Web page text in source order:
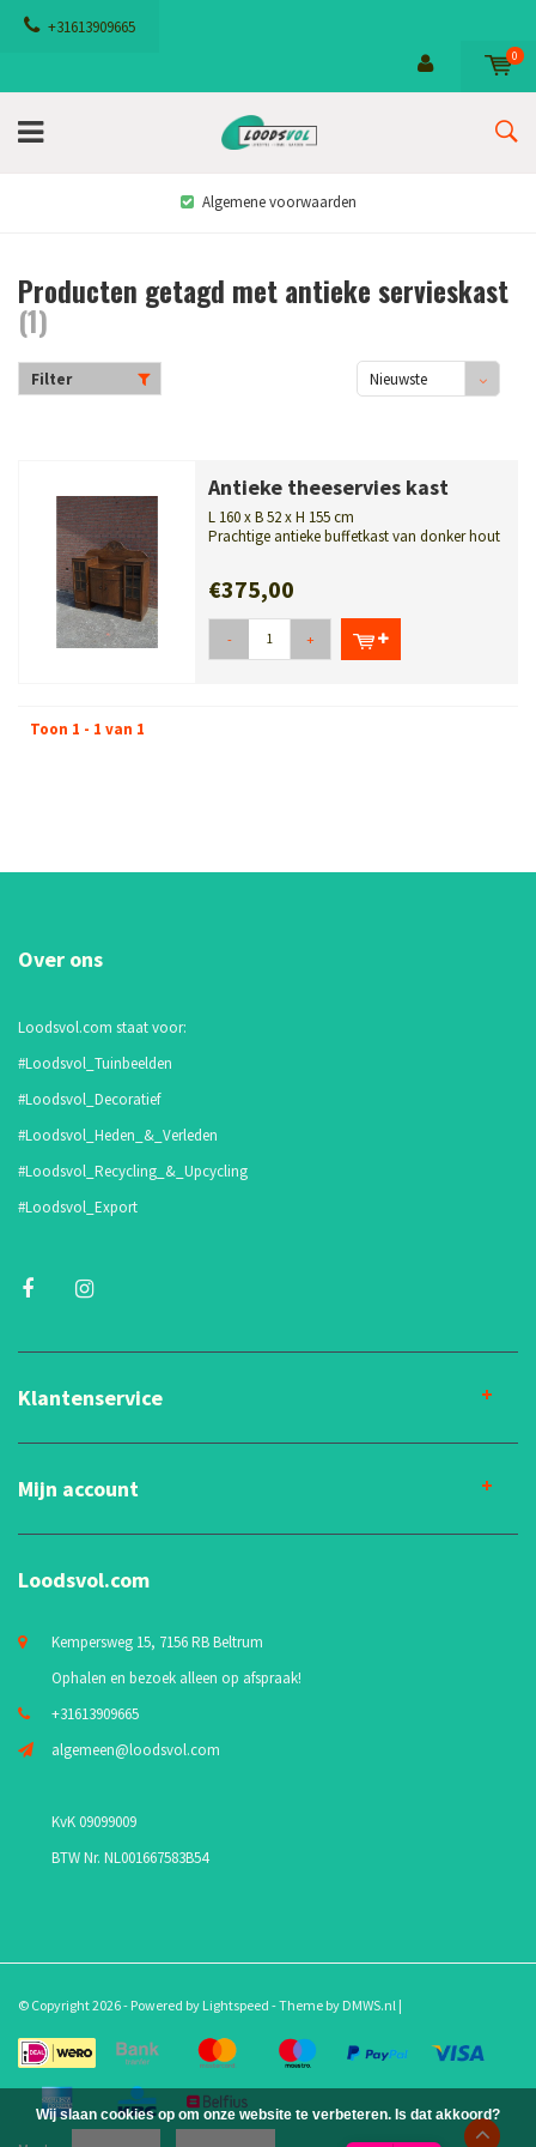
+31613909665
0
Algemene voorwaarden
Producten getagd met antieke servieskast
(1)
Filter
Nieuwste
Antieke theeservies kast
L 160 x B 52 x H 155 cm
Prachtige antieke buffetkast van donker hout
€375,00
- +
Toon 1 - 1 van 1
Over ons
Loodsvol.com staat voor:
#Loodsvol_Tuinbeelden
#Loodsvol_Decoratief
#Loodsvol_Heden_&_Verleden
#Loodsvol_Recycling_&_Upcycling
#Loodsvol_Export
Klantenservice
Mijn account
Loodsvol.com
Kempersweg 15, 7156 RB Beltrum
Ophalen en bezoek alleen op afspraak!
+31613909665
algemeen@loodsvol.com
KvK 09099009
BTW Nr. NL001667583B54
© Copyright 2026 - Powered by Lightspeed - Theme by DMWS.nl |
Wij slaan cookies op om onze website te verbeteren. Is dat akkoord?